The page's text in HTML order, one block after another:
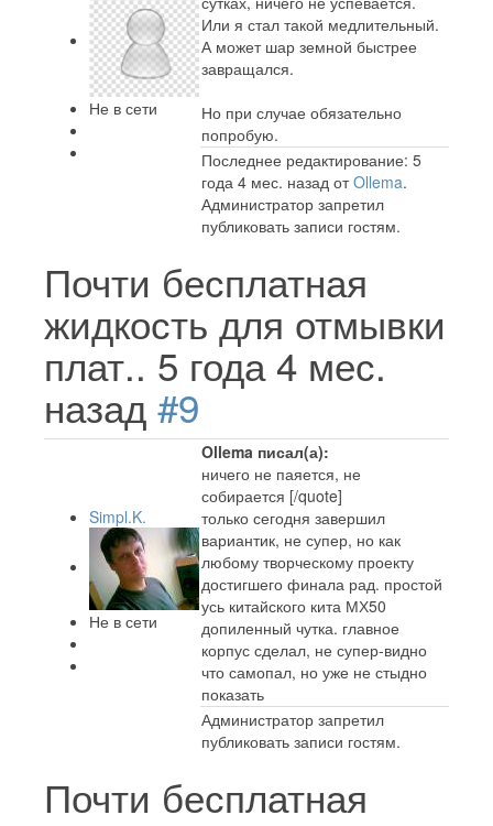
Не в сети
Или я стал такой медлительный.
А может шар земной быстрее
завращался.
Но при случае обязательно
попробую.
Последнее редактирование: 5
года 4 мес. назад отOllema.
Администратор запретил
публиковать записи гостям.
Почти бесплатная
жидкость для отмывки
плат.. 5 года 4 мес.
назад #9
Simpl.K.
Не в сети
Ollema писал(а):
ничего не паяется, не
собирается [/quote]
только сегодня завершил
вариантик, не супер, но как
любому творческому проекту
достигшего финала рад. простой
усь китайского кита МХ50
допиленный чутка. главное
корпус сделал, не супер-видно
что самопал, но уже не стыдно
показать
Администратор запретил
публиковать записи гостям.
Почти бесплатная